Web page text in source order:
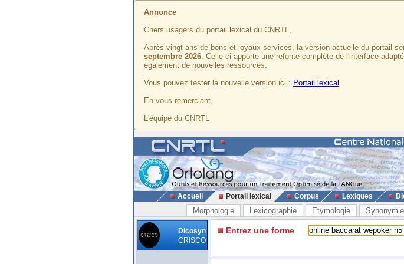
Annonce
Chers usagers du portail lexical du CNRTL,
Après vingt ans de bons et loyaux services, la version actuelle du portail
septembre 2026. Celle-ci apporte une refonte complète de l'interface
également de nouvelles ressources.
Vous pouvez tester la nouvelle version ici : Portail lexical
En vous remerciant,
L'équipe du CNRTL
Accueil Portail lexical Corpus Lexiques
Morphologie Lexicographie Etymologie Synonymie
Dicosyn
CRISCO
Entrez une forme